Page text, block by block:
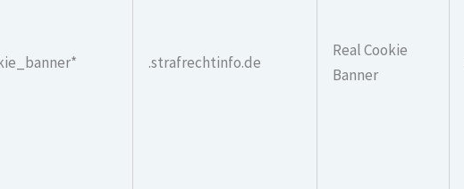
.strafrechtinfo.de
Real Cookie
Banner